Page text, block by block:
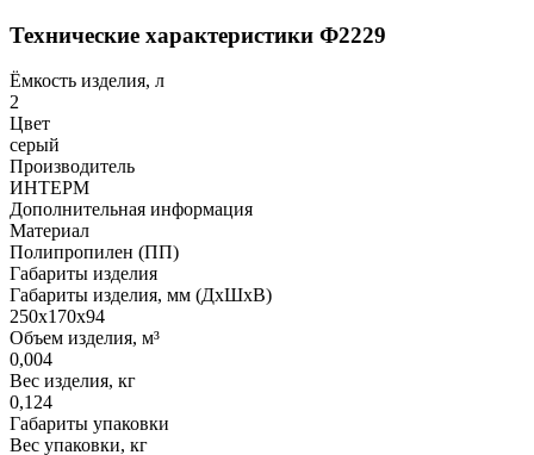
Технические характеристики Ф2229
Ёмкость изделия, л
2
Цвет
серый
Производитель
ИНТЕРМ
Дополнительная информация
Материал
Полипропилен (ПП)
Габариты изделия
Габариты изделия, мм (ДхШхВ)
250х170х94
Объем изделия, м³
0,004
Вес изделия, кг
0,124
Габариты упаковки
Вес упаковки, кг